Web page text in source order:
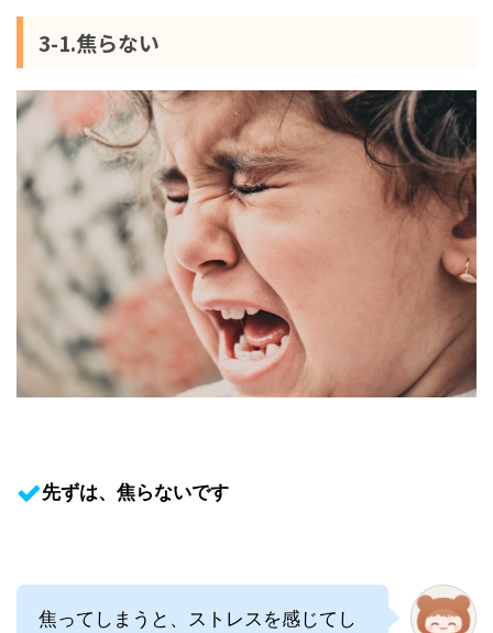
3-1.焦らない
先ずは、焦らないです
焦ってしまうと、ストレスを感じてし